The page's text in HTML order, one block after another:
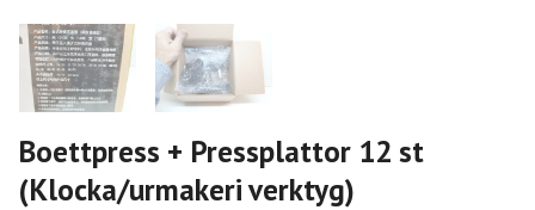
Boettpress + Pressplattor 12 st
(Klocka/urmakeri verktyg)